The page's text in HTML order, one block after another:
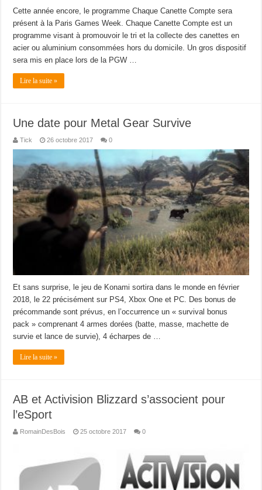
Cette année encore, le programme Chaque Canette Compte sera
présent à la Paris Games Week. Chaque Canette Compte est un
programme visant à promouvoir le tri et la collecte des canettes en
acier ou aluminium consommées hors du domicile. Un gros dispositif
sera mis en place lors de la PGW …
Lire la suite »
Une date pour Metal Gear Survive
Tick 26 octobre 2017 0
Et sans surprise, le jeu de Konami sortira dans le monde en février
2018, le 22 précisément sur PS4, Xbox One et PC. Des bonus de
précommande sont prévus, en l’occurrence un « survival bonus
pack » comprenant 4 armes dorées (batte, masse, machette de
survie et lance de survie), 4 écharpes de …
Lire la suite »
AB et Activision Blizzard s’associent pour
l’eSport
RomainDesBois 25 octobre 2017 0